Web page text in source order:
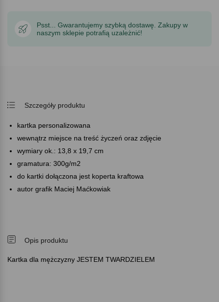
Psst... Gwarantujemy szybką dostawę. Zakupy w
naszym sklepie potrafią uzależnić!
Szczegóły produktu
kartka personalizowana
wewnątrz miejsce na treść życzeń oraz zdjęcie
wymiary ok.: 13,8 x 19,7 cm
gramatura: 300g/m2
do kartki dołączona jest koperta kraftowa
autor grafik Maciej Maćkowiak
Opis produktu
Kartka dla mężczyzny JESTEM TWARDZIELEM